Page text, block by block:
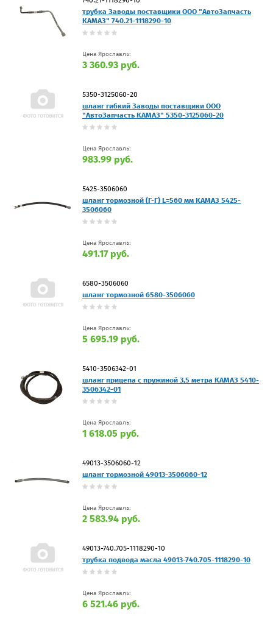
трубка Заводы поставщики ООО "АвтоЗапчасть
КАМАЗ" 740.21-1118290-10
Цена Ярославль:
3 360.93 руб.
5350-3125060-20
шланг гибкий Заводы поставщики ООО
"АвтоЗапчасть КАМАЗ" 5350-3125060-20
Цена Ярославль:
983.99 руб.
5425-3506060
шланг тормозной (Г-Г) L=560 мм КАМАЗ 5425-
3506060
Цена Ярославль:
491.17 руб.
6580-3506060
шланг тормозной 6580-3506060
Цена Ярославль:
5 695.19 руб.
5410-3506342-01
шланг прицепа с пружиной 3,5 метра КАМАЗ 5410-
3506342-01
Цена Ярославль:
1 618.05 руб.
49013-3506060-12
шланг тормозной 49013-3506060-12
Цена Ярославль:
2 583.94 руб.
49013-740.705-1118290-10
трубка подвода масла 49013-740.705-1118290-10
Цена Ярославль:
6 521.46 руб.